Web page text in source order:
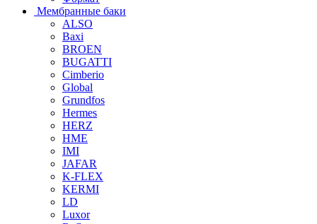
Мембранные баки
ALSO
Baxi
BROEN
BUGATTI
Cimberio
Global
Grundfos
Hermes
HERZ
HME
IMI
JAFAR
K-FLEX
KERMI
LD
Luxor